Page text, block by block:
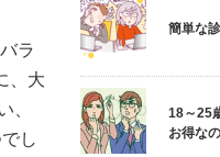
ラ
、大
、
し
簡単な
18～25
お得な